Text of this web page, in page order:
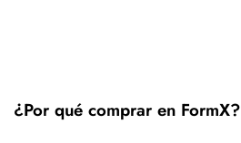
¿Por qué comprar en FormX?